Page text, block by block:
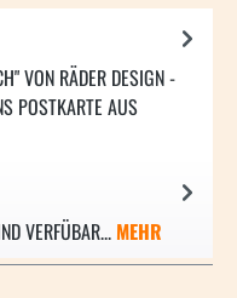
VON RÄDER DESIGN -
POSTKARTE AUS
VERFÜBAR... MEHR